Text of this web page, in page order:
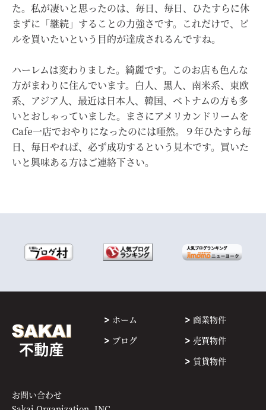
た。私が凄いと思ったのは、毎日、毎日、ひたすらに休
まずに「継続」することの力強さです。これだけで、ビ
ルを買いたいという目的が達成されるんですね。
ハーレムは変わりました。綺麗です。このお店も色んな
方がまわりに住んでいます。白人、黒人、南米系、東欧
系、アジア人、最近は日本人、韓国、ベトナムの方も多
いとおしゃっていました。まさにアメリカンドリームを
Cafe一店でおやりになったのには唖然。９年ひたすら毎
日、毎日やれば、必ず成功するという見本です。買いた
いと興味ある方はご連絡下さい。
ホーム
ブログ
商業物件
売買物件
賃貸物件
お問い合わせ